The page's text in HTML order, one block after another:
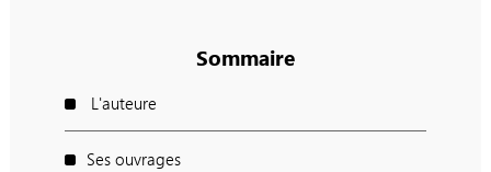
Sommaire
L'auteure
Ses ouvrages